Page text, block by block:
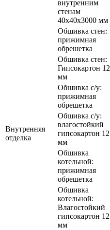
Внутренняя
отделка
внутренним
стенам
40х40х3000 мм
Обшивка стен:
прижимная
обрешетка
Обшивка стен:
Гипсокартон 12
мм
Обшивка с/у:
прижимная
обрешетка
Обшивка с/у:
влагостойкий
гипсокартон 12
мм
Обшивка
котельной:
прижимная
обрешетка
Обшивка
котельной:
Влагостойкий
гипсокартон 12
мм